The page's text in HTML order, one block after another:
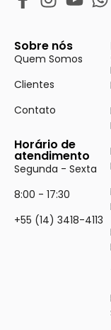
Sobre nós
Quem Somos
Clientes
Contato
Horário de
atendimento
Segunda - Sexta
8:00 - 17:30
+55 (14) 3418-4113